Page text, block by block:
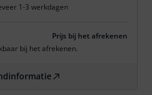
1-3 werkdagen
Prijs bij het afrekenen
bij het afrekenen.